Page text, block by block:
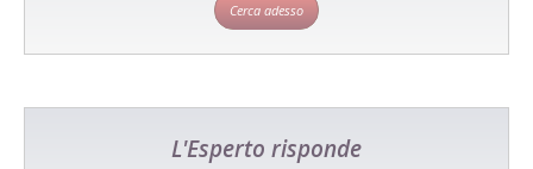
Cerca adesso
L'Esperto risponde